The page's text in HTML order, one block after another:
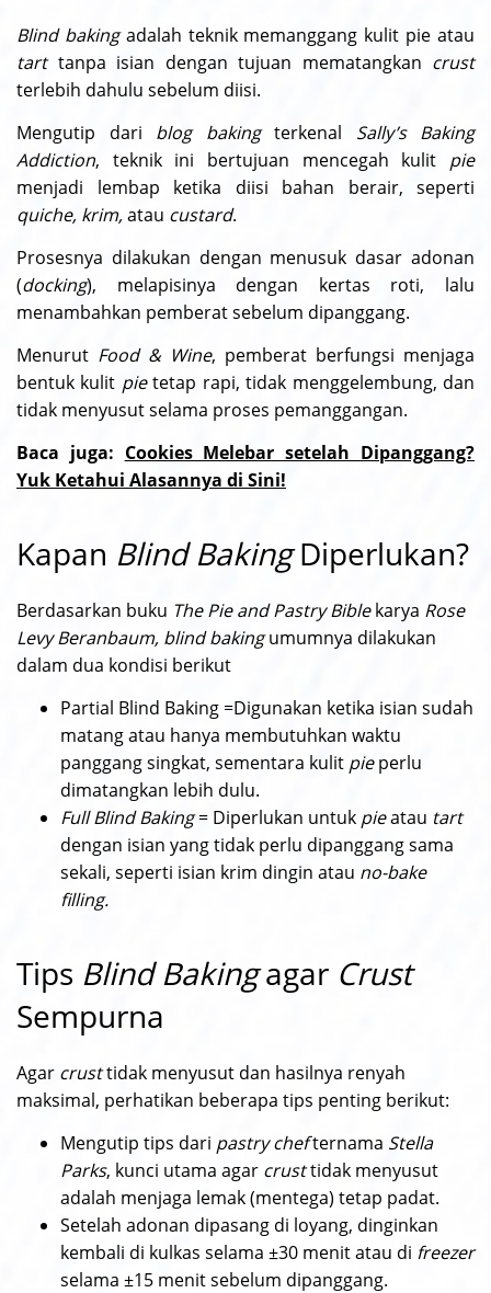
Blind bakingadalah teknik memanggang kulit pie atau
tarttanpa isian dengan tujuan mematangkan crust
terlebih dahulu sebelum diisi.
Mengutip dari blog bakingterkenal Sally’s Baking
Addiction, teknik ini bertujuan mencegah kulit pie
menjadi lembap ketika diisi bahan berair, seperti
quiche, krim,atau custard.
Prosesnya dilakukan dengan menusuk dasar adonan
(docking), melapisinya dengan kertas roti, lalu
menambahkan pemberat sebelum dipanggang.
Menurut Food & Wine, pemberat berfungsi menjaga
bentuk kulit pietetap rapi, tidak menggelembung, dan
tidak menyusut selama proses pemanggangan.
Baca juga: Cookies Melebar setelah Dipanggang?
Yuk Ketahui Alasannya di Sini!
Kapan Blind BakingDiperlukan?
Berdasarkan buku The Pie and Pastry Biblekarya Rose
Levy Beranbaum, blind bakingumumnya dilakukan
dalam dua kondisi berikut
Partial Blind Baking =Digunakan ketika isian sudah
matang atau hanya membutuhkan waktu
panggang singkat, sementara kulit pieperlu
dimatangkan lebih dulu.
Full Blind Baking= Diperlukan untuk pieatau tart
dengan isian yang tidak perlu dipanggang sama
sekali, seperti isian krim dingin atau no-bake
filling.
Tips Blind Bakingagar Crust
Sempurna
Agar crusttidak menyusut dan hasilnya renyah
maksimal, perhatikan beberapa tips penting berikut:
Mengutip tips dari pastry chefternama Stella
Parks, kunci utama agar crusttidak menyusut
adalah menjaga lemak (mentega) tetap padat.
Setelah adonan dipasang di loyang, dinginkan
kembali di kulkas selama ±30 menit atau di freezer
selama ±15 menit sebelum dipanggang.